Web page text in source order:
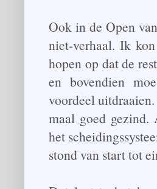
Ook in de Open
niet-verhaal. Ik
hopen op dat de
en bovendien
voordeel
maal goed gezind.
het
stond van start tot